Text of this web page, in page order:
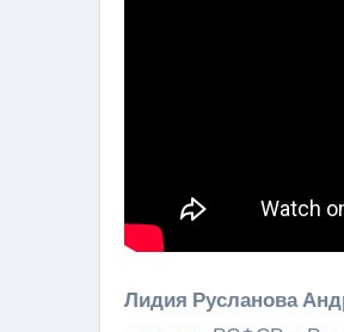
Лидия Русланова